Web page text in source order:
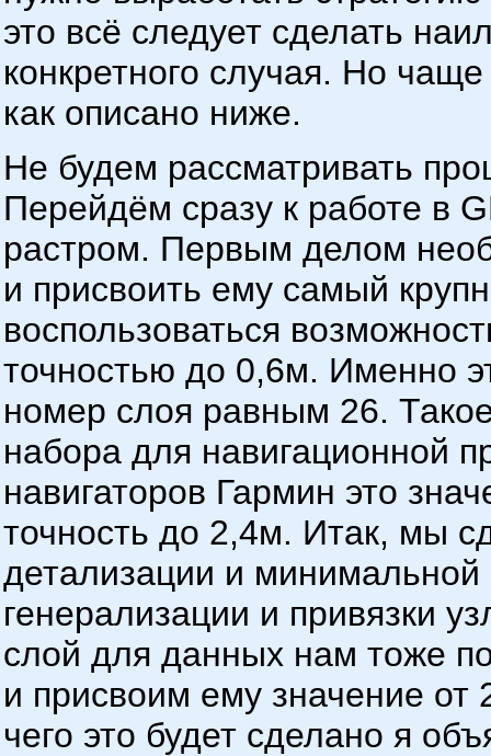
это всё следует сделать
конкретного случая. Но
как описано ниже.
Не будем рассматривать
Перейдём сразу к работе в
растром. Первым делом
и присвоить ему самый
воспользоваться
точностью до 0,6м. Именно
номер слоя равным 26.
набора для навигационной
навигаторов Гармин это
точность до 2,4м. Итак, мы
детализации и
генерализации и привязки
слой для данных нам тоже
и присвоим ему значение от
чего это будет сделано я